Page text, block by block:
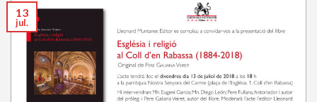
13
jul.